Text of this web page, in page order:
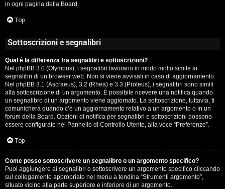
in ogni pagina della Board.
Top
Sottoscrizioni e segnalibri
Qual è la differenza fra segnalibri e sottoscrizioni?
Nel phpBB 3.0 (Olympus), i segnalibri lavorano in modo molto simile ai
segnalibri di un browser web. Non si viene avvisati in caso di aggiornamento.
Nel phpBB 3.1 (Ascraeus), 3.2 (Rhea) e 3.3 (Proteus), i segnalibri sono simili
alla sottoscrizione di un argomento. È possibile ricevere una notifica quando
un segnalibro di un argomento viene aggiornato. La sottoscrizione, tuttavia, ti
comunicherà quando c’è un aggiornamento relativo a un argomento o in un
forum della Board. Opzioni di notifica per segnalibri e sottoscrizioni possono
essere configurate nel Pannello di Controllo Utente, alla voce “Preferenze”.
Top
Come posso sottoscrivere un segnalibro o un argomento specifico?
Puoi aggiungere ai segnalibri o sottoscrivere un argomento specifico cliccando
sul collegamento appropriato nel menu a tendina “Strumenti argomento”,
situato vicino alla parte superiore e inferiore di un argomento.